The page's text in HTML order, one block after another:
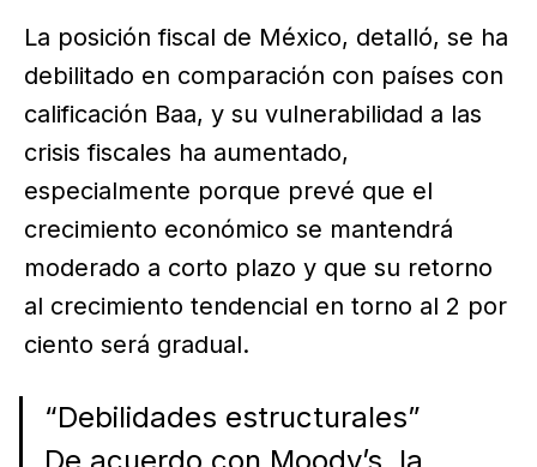
La posición fiscal de México, detalló, se ha
debilitado en comparación con países con
calificación Baa, y su vulnerabilidad a las
crisis fiscales ha aumentado,
especialmente porque prevé que el
crecimiento económico se mantendrá
moderado a corto plazo y que su retorno
al crecimiento tendencial en torno al 2 por
ciento será gradual.
“Debilidades estructurales”